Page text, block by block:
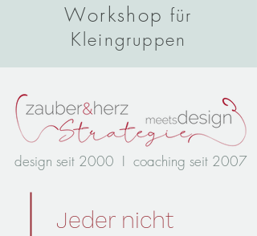
Workshop für
Kleingruppen
design seit 2000 I coaching seit 2007
Jeder nicht